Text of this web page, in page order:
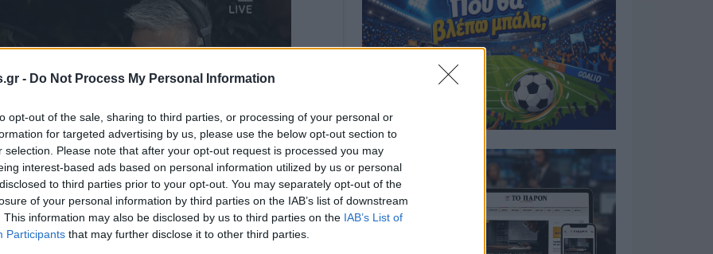
- Do Not Process My Personal Information
opt-out of the sale, sharing to third parties, or processing of your personal or
for targeted advertising by us, please use the below opt-out section to
selection. Please note that after your opt-out request is processed you may
interest-based ads based on personal information utilized by us or personal
to third parties prior to your opt-out. You may separately opt-out of the
of your personal information by third parties on the IAB’s list of downstream
This information may also be disclosed by us to third parties on the IAB’s List of
Participants that may further disclose it to other third parties.